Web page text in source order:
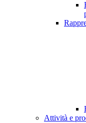
Attività e